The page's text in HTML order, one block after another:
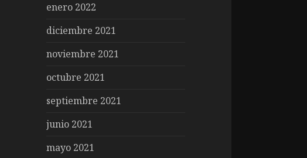
enero 2022
diciembre 2021
noviembre 2021
octubre 2021
septiembre 2021
junio 2021
mayo 2021